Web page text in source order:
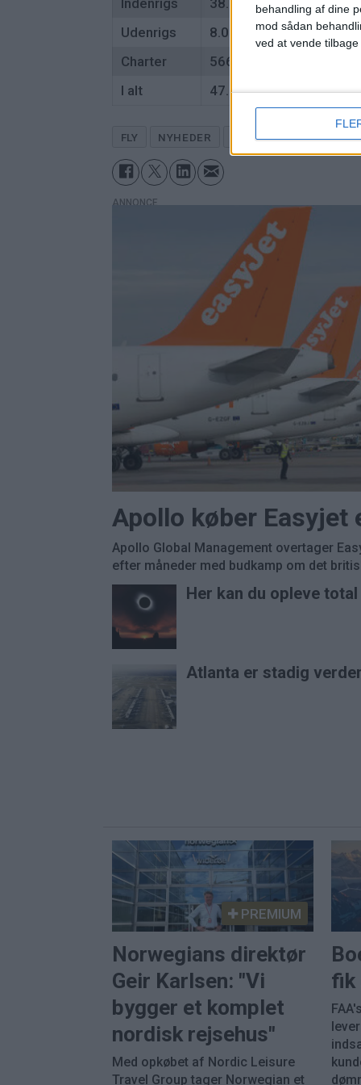
behandling af dine
mod sådan
ved at vende
Indenrigs
38.970 56.930
Udenrigs
8.004 18.774
Charter
566
I alt
47.848 88.334
FLY NYHEDER LUFTHAVNE
ANNONCE
Apollo køber Easyjet
Apollo Global Management overtager
efter måneder med budkamp om det
Her kan du opleve
Atlanta er stadig
PREMIUM
Norwegians direktør
Geir Karlsen: "Vi
bygger et komplet
nordisk rejsehus"
Med opkøbet af Nordic Leisure
Travel Group tager Norwegian et
fik